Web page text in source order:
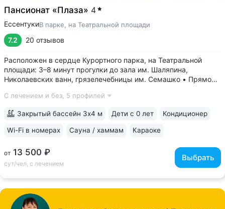
Пансионат «Плаза» 4
ЕссентукиВ парке, на Театральной площади
7.2 20 отзывов
Расположен в сердце Курортного парка, на Театральной
площади: 3–8 минут прогулки до зала им. Шаляпина,
Николаевских ванн, грязелечебницы им. Семашко • Прямой
№ 4» — 5 минут прогулки • Всего 27 номеров — спокойно,
С лечением и без, 5 профилей
от 13 500 ₽
сут/чел, с лечением
Выбрать
Закрытый бассейн 3х4 м Дети с 0 лет Кондиционер
Wi-Fi в номерах Сауна / хаммам Караоке